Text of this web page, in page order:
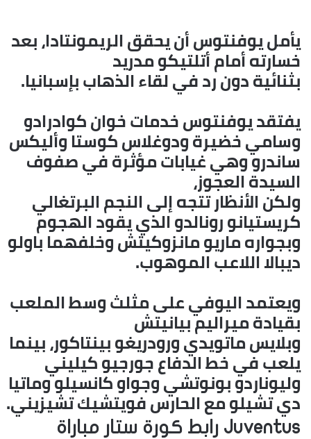
يأمل يوفنتوس أن يحقق الريمونتادا، بعد
خسارته أمام أتلتيكو مدريد
بثنائية دون رد في لقاء الذهاب بإسبانيا.
يفتقد يوفنتوس خدمات خوان كوادرادو
وسامي خضيرة ودوغلاس كوستا وأليكس
ساندرو وهي غيابات مؤثرة في صفوف
السيدة العجوز،
ولكن الأنظار تتجه إلى النجم البرتغالي
كريستيانو رونالدو الذي يقود الهجوم
وبجواره ماريو مانزوكيتش وخلفهما باولو
ديبالا اللاعب الموهوب.
ويعتمد اليوفي على مثلث وسط الملعب
بقيادة ميراليم بيانيتش
وبلايس ماتويدي ورودريغو بينتاكور، بينما
يلعب في خط الدفاع جورجيو كيليني
وليوناردو بونوتشي وجواو كانسيلو وماتيا
دي تشيلو مع الحارس فويتشيك تشيزيني.
Juventus رابط كورة ستار مباراة